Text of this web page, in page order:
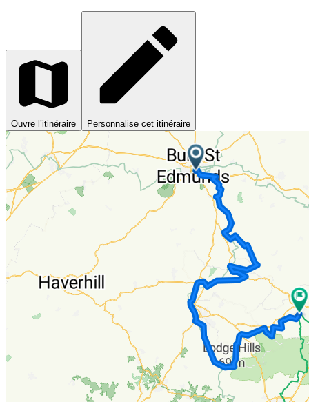
Ouvre l’itinéraire Personnalise cet itinéraire